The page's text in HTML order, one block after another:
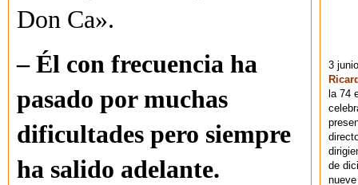
Don Ca».
– Él con frecuencia ha
pasado por muchas
dificultades pero siempre
ha salido adelante.
3
la 74
de